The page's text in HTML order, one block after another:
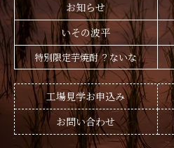
お知らせ
いその波平
特別限定芋焼酎 ？ないな
工場見学お申込み
お問い合わせ